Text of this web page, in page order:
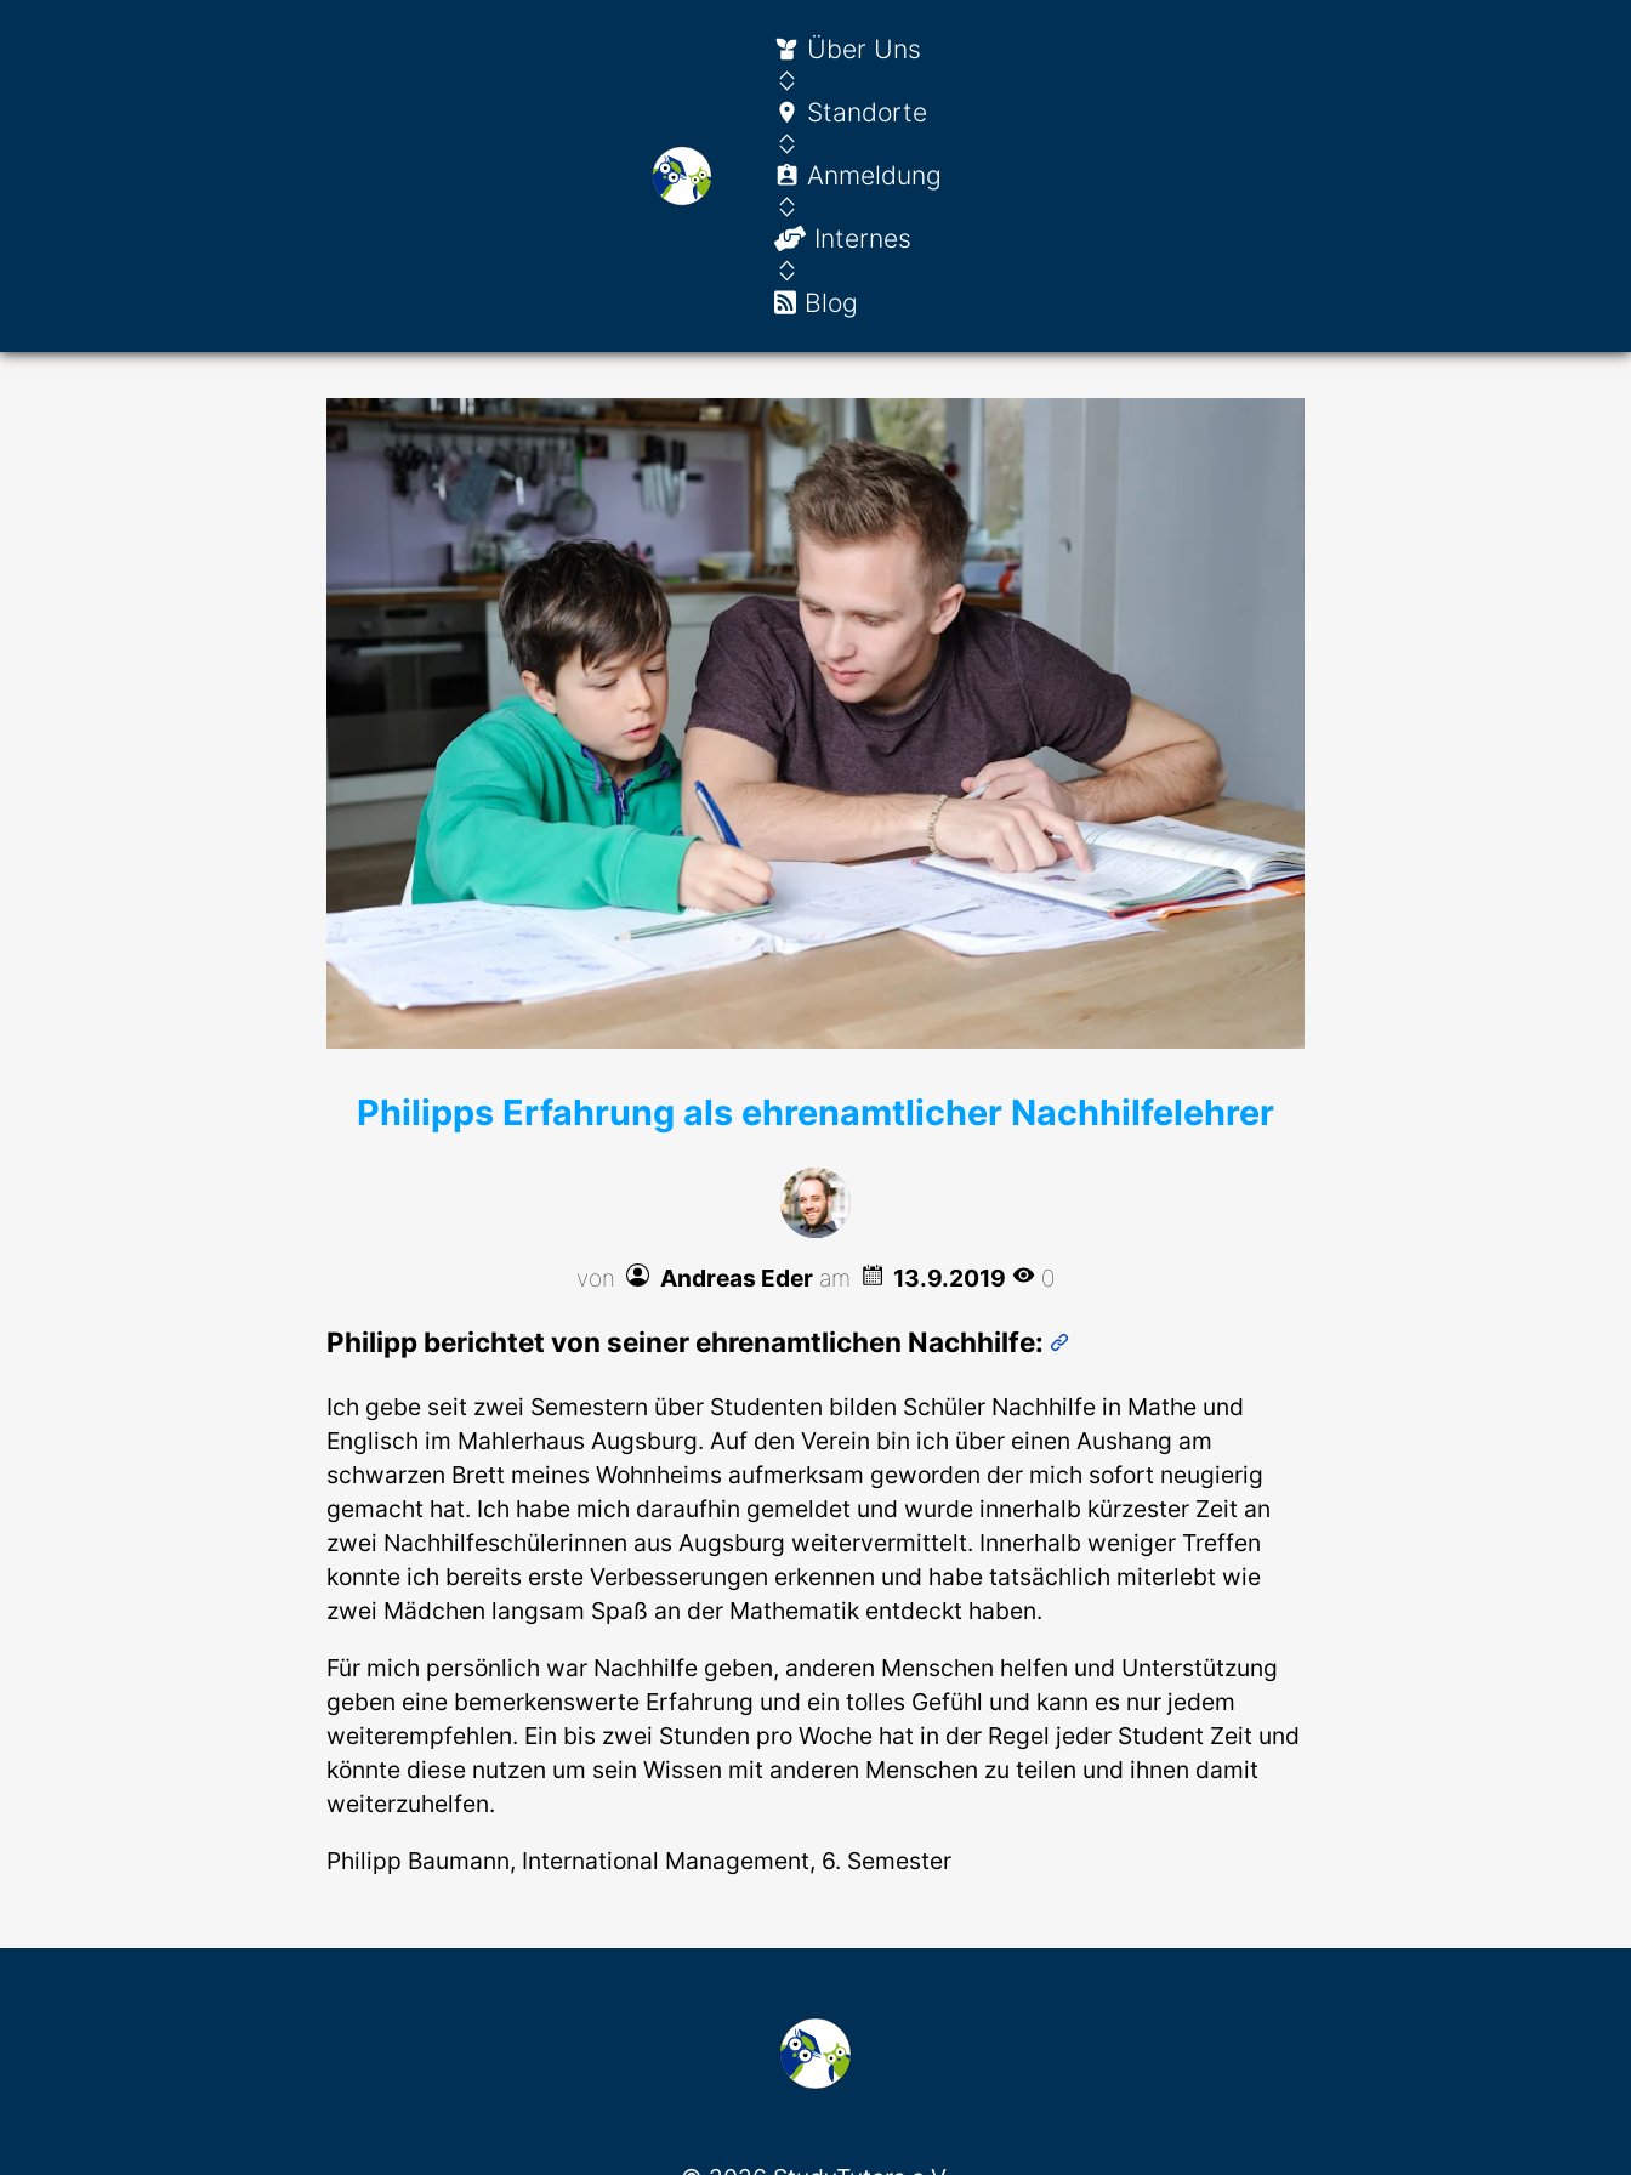
Über Uns
Standorte
Anmeldung
Internes
Blog
Philipps Erfahrung als ehrenamtlicher Nachhilfelehrer
von Andreas Eder am 13.9.2019 0
Philipp berichtet von seiner ehrenamtlichen Nachhilfe:
Ich gebe seit zwei Semestern über Studenten bilden Schüler Nachhilfe in Mathe und
Englisch im Mahlerhaus Augsburg. Auf den Verein bin ich über einen Aushang am
schwarzen Brett meines Wohnheims aufmerksam geworden der mich sofort neugierig
gemacht hat. Ich habe mich daraufhin gemeldet und wurde innerhalb kürzester Zeit an
zwei Nachhilfeschülerinnen aus Augsburg weitervermittelt. Innerhalb weniger Treffen
konnte ich bereits erste Verbesserungen erkennen und habe tatsächlich miterlebt wie
zwei Mädchen langsam Spaß an der Mathematik entdeckt haben.
Für mich persönlich war Nachhilfe geben, anderen Menschen helfen und Unterstützung
geben eine bemerkenswerte Erfahrung und ein tolles Gefühl und kann es nur jedem
weiterempfehlen. Ein bis zwei Stunden pro Woche hat in der Regel jeder Student Zeit und
könnte diese nutzen um sein Wissen mit anderen Menschen zu teilen und ihnen damit
weiterzuhelfen.
Philipp Baumann, International Management, 6. Semester